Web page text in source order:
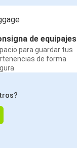
de equipajes
para guardar tus
de forma